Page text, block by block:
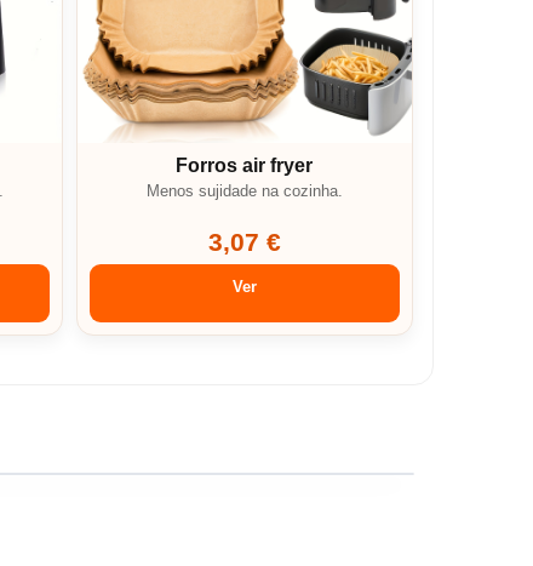
Forros air fryer
Menos sujidade na cozinha.
3,07 €
Ver